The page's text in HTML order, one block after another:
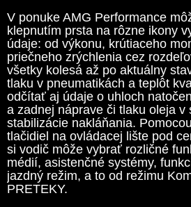
V ponuke AMG Performance
klepnutím prsta na rôzne ikony
údaje: od výkonu, krútiaceho
priečneho zrýchlenia cez
všetky kolesá až po aktuálny
tlaku v pneumatikách a teplôt
odčítať aj údaje o uhloch
a zadnej náprave či tlaku oleja v
stabilizácie nakláňania.
tlačidiel na ovládacej lište pod
si vodič môže vybrať rozličné
médií, asistenčné systémy,
jazdný režim, a to od režimu
PRETEKY.